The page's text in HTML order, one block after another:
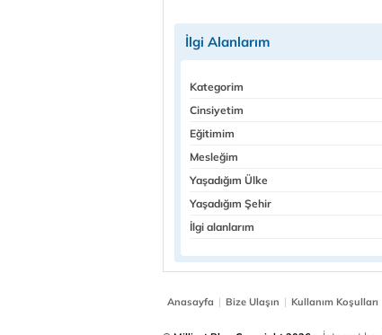
İlgi Alanlarım
Kategorim
Cinsiyetim
Eğitimim
Mesleğim
Yaşadığım Ülke
Yaşadığım Şehir
İlgi alanlarım
Anasayfa | Bize Ulaşın | Kullanım Koşulları